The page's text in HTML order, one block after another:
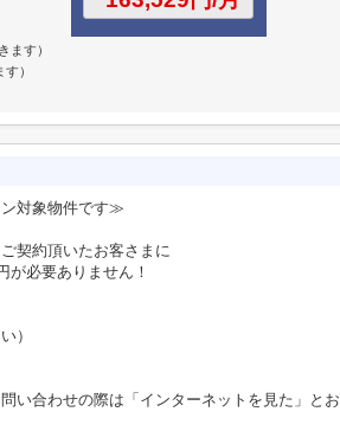
ます）
）
対象物件です≫
契約頂いたお客さまに
が必要ありません！
）
い合わせの際は「インターネットを見た」とお